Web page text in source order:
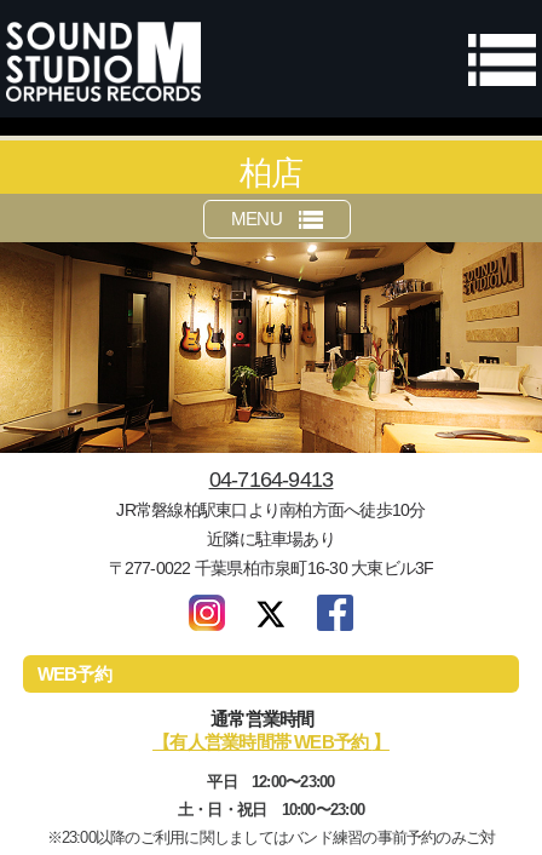
柏店
MENU
04-7164-9413
JR常磐線柏駅東口より南柏方面へ徒歩10分
近隣に駐車場あり
〒277-0022 千葉県柏市泉町16-30 大東ビル3F
WEB予約
通常営業時間
【有人営業時間帯 WEB予約 】
平日 12:00〜23:00
土・日・祝日 10:00〜23:00
※23:00以降のご利用に関しましてはバンド練習の事前予約のみご対